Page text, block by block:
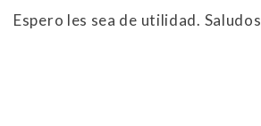
Espero les sea de utilidad. Saludos